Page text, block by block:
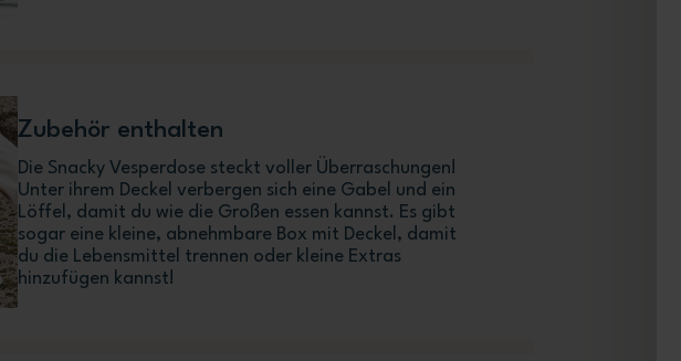
Zubehör enthalten
Die Snacky Vesperdose steckt voller Überraschungen!
Unter ihrem Deckel verbergen sich eine Gabel und ein
Löffel, damit du wie die Großen essen kannst. Es gibt
sogar eine kleine, abnehmbare Box mit Deckel, damit
du die Lebensmittel trennen oder kleine Extras
hinzufügen kannst!